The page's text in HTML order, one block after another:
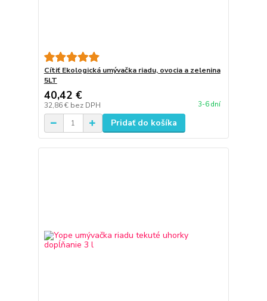
Cítiť Ekologická umývačka riadu, ovocia a zelenina
5LT
40,42 €
32,86 € bez DPH 3-6 dní
Pridať do košíka